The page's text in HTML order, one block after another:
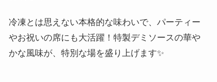
冷凍とは思えない本格的な味わいで、パーティー
やお祝いの席にも大活躍！特製デミソースの華や
かな風味が、特別な場を盛り上げます✨